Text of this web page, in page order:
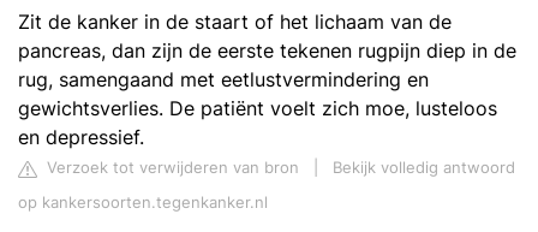
Zit de kanker in de staart of het lichaam van de
pancreas, dan zijn de eerste tekenen rugpijn diep in de
rug, samengaand met eetlustvermindering en
gewichtsverlies. De patiënt voelt zich moe, lusteloos
en depressief.
Verzoek tot verwijderen van bron
Bekijk volledig antwoord
op kankersoorten.tegenkanker.nl